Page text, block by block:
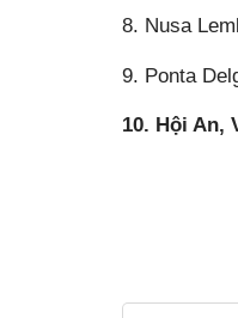
8. Nusa
9. Ponta
10. Hội An,